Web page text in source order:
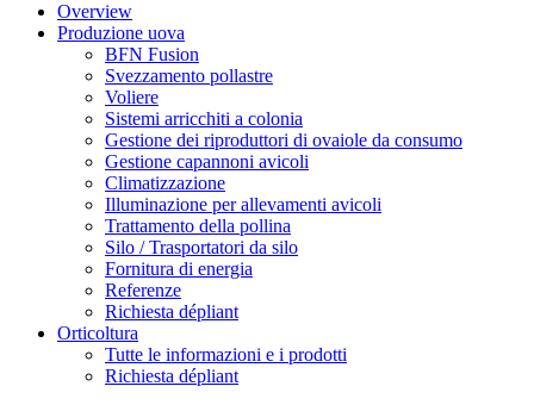
Overview
Produzione uova
BFN Fusion
Svezzamento pollastre
Voliere
Sistemi arricchiti a colonia
Gestione dei riproduttori di ovaiole da consumo
Gestione capannoni avicoli
Climatizzazione
Illuminazione per allevamenti avicoli
Trattamento della pollina
Silo / Trasportatori da silo
Fornitura di energia
Referenze
Richiesta dépliant
Orticoltura
Tutte le informazioni e i prodotti
Richiesta dépliant